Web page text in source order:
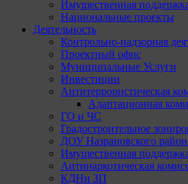
Имущественная
Национальные проекты
Деятельность
Контрольно-надзорная
Проектный офис
Муниципальные Услуги
Инвестиции
Антитеррористическая
Адаптационная
ГО и ЧС
Градостроительное
ДОУ Назрановского
Имущественная
Антинаркотическая
КДНи ЗП